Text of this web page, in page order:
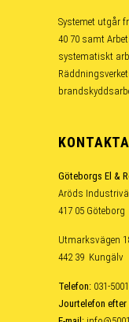
Systemet utgår
40 70 samt
systematiskt
Göteborgs El &
Aröds
417 05 Göteborg
Utmarksvägen
442 39 Kungälv
Telefon: 031-
Jourtelefon